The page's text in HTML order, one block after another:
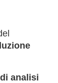
analisi